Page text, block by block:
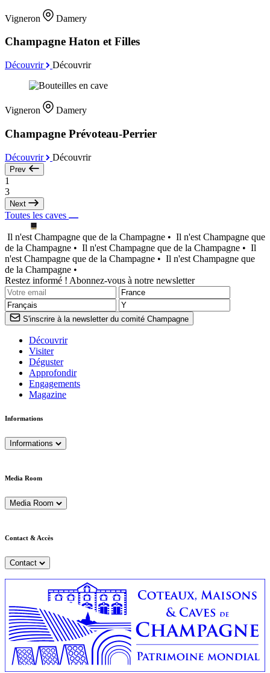
Vigneron Damery
Champagne Haton et Filles
Découvrir Découvrir
Vigneron Damery
Champagne Prévoteau-Perrier
Découvrir Découvrir
Prev
1
3
Next
Toutes les caves
Il n'est Champagne que de la Champagne • Il n'est Champagne que
de la Champagne • Il n'est Champagne que de la Champagne • Il
n'est Champagne que de la Champagne • Il n'est Champagne que
de la Champagne •
Restez informé ! Abonnez-vous à notre newsletter
S'inscrire à la newsletter du comité Champagne
Découvrir
Visiter
Déguster
Approfondir
Engagements
Magazine
Informations
Informations
Media Room
Media Room
Contact & Accès
Contact